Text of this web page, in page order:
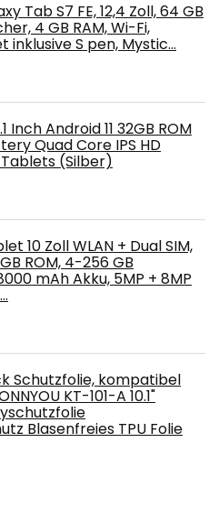
Tab S7 FE, 12,4 Zoll, 64 GB
4 GB RAM, Wi-Fi,
inklusive S pen, Mystic…
Inch Android 11 32GB ROM
Quad Core IPS HD
(Silber)
10 Zoll WLAN + Dual SIM,
ROM, 4-256 GB
mAh Akku, 5MP + 8MP
Schutzfolie, kompatibel
KT-101-A 10.1"
Blasenfreies TPU Folie